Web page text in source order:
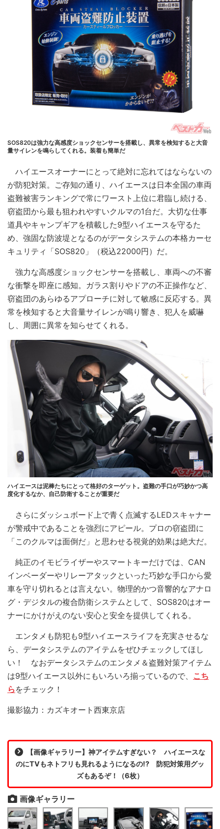
SOS820は強力な高感度ショックセンサーを搭載し、異常を検知すると大音
量サイレンを鳴らしてくれる。装着も簡単だ
ハイエースオーナーにとって絶対に忘れてはならないの
が防犯対策。ご存知の通り、ハイエースは日本全国の車両
盗難被害ランキングで常にワースト上位に君臨し続ける、
窃盗団から最も狙われやすいクルマの1台だ。大切な仕事
道具やキャンプギアを積載した9型ハイエースを守るた
め、強固な防波堤となるのがデータシステムの本格カーセ
キュリティ「SOS820」（税込22000円）だ。
強力な高感度ショックセンサーを搭載し、車両への不審
な衝撃を即座に感知。ガラス割りやドアの不正操作など、
窃盗団のあらゆるアプローチに対して敏感に反応する。異
常を検知すると大音量サイレンが鳴り響き、犯人を威嚇
し、周囲に異常を知らせてくれる。
ハイエースは泥棒たちにとって格好のターゲット。盗難の手口が巧妙かつ高
度化するなか、自己防衛することが重要だ
さらにダッシュボード上で青く点滅するLEDスキャナー
が警戒中であることを強烈にアピール。プロの窃盗団に
「このクルマは面倒だ」と思わせる視覚的効果は絶大だ。
純正のイモビライザーやスマートキーだけでは、CAN
インベーダーやリレーアタックといった巧妙な手口から愛
車を守り切れるとは言えない。物理的かつ音響的なアナロ
グ・デジタルの複合防衛システムとして、SOS820はオー
ナーにかけがえのない安心と安全を提供してくれる。
エンタメも防犯も9型ハイエースライフを充実させるな
ら、データシステムのアイテムをぜひチェックしてほし
い！ なおデータシステムのエンタメ＆盗難対策アイテム
は9型ハイエース以外にもいろいろ揃っているので、 こち
ら をチェック！
撮影協力：カズキオート西東京店
【画像ギャラリー】神アイテムすぎない？ ハイエースな
のにTVもネトフリも見れるようになるの!? 防犯対策用グッ
ズもあるぞ！（6枚）
画像ギャラリー